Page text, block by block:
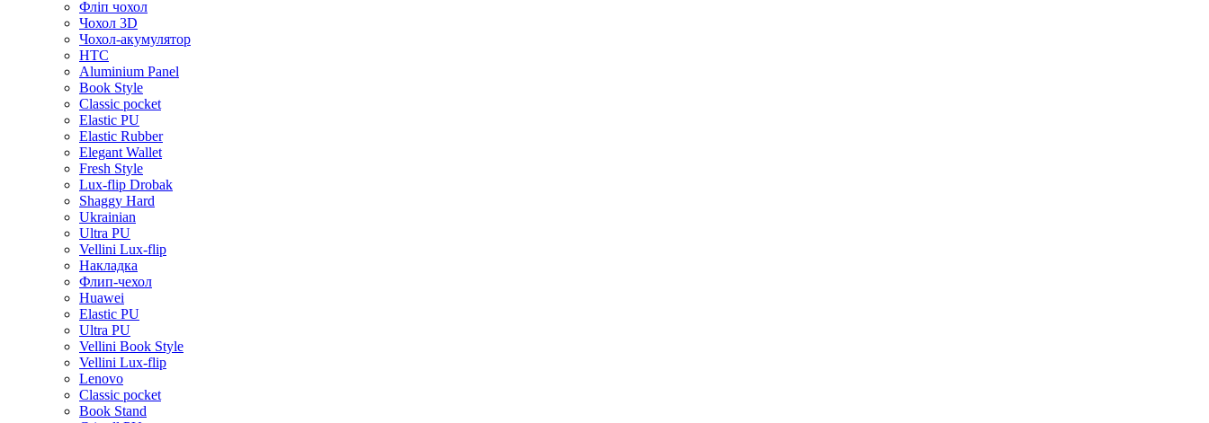
Фліп чохол
Чохол 3D
Чохол-акумулятор
HTC
Aluminium Panel
Book Style
Classic pocket
Elastic PU
Elastic Rubber
Elegant Wallet
Fresh Style
Lux-flip Drobak
Shaggy Hard
Ukrainian
Ultra PU
Vellini Lux-flip
Накладка
Флип-чехол
Huawei
Elastic PU
Ultra PU
Vellini Book Style
Vellini Lux-flip
Lenovo
Classic pocket
Book Stand